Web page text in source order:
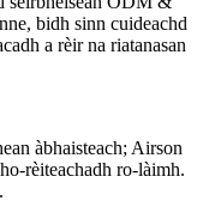
bidh sinn cuideachd
a rèir na riatanasan
àbhaisteach; Airson
rèiteachadh ro-làimh.